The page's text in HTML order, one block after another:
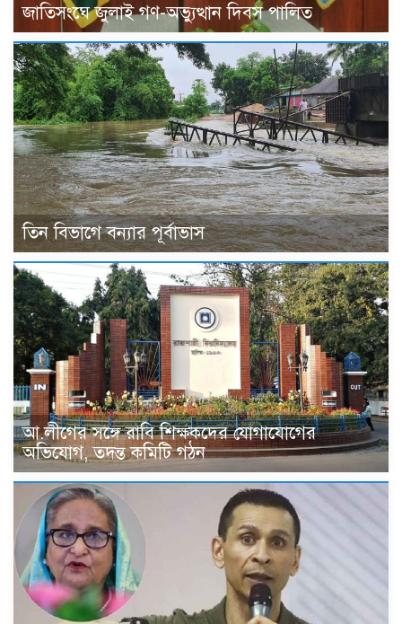
জাতিসংঘে জুলাই গণ-অভ্যুত্থান দিবস পালিত
তিন বিভাগে বন্যার পূর্বাভাস
আ.লীগের সঙ্গে রাবি শিক্ষকদের যোগাযোগের
অভিযোগ, তদন্ত কমিটি গঠন